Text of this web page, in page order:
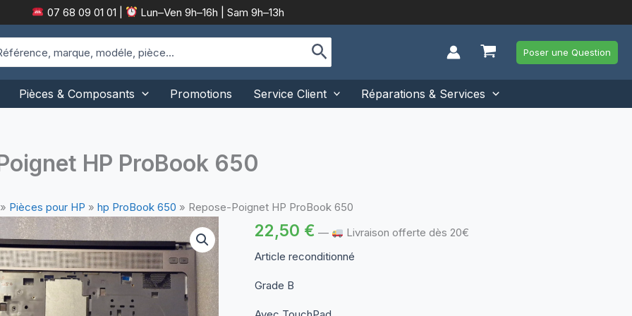
07 68 09 01 01 Lun–Ven 9h–16h | Sam 9h–13h
Poser une Question
Pièces & Composants Promotions Service Client Réparations & Services
HP ProBook 650
» Pièces pour HP » hp ProBook 650 » Repose-Poignet HP ProBook 650
22,50 € —
Livraison offerte dès 20€
Article reconditionné
Grade B